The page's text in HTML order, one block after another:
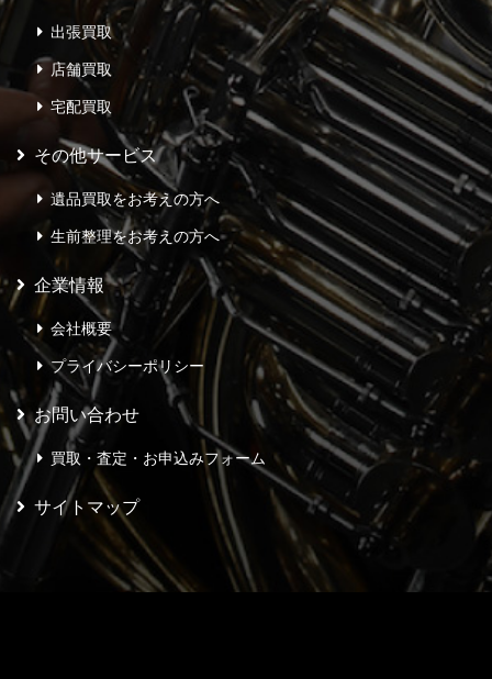
出張買取
店舗買取
宅配買取
その他サービス
遺品買取をお考えの方へ
生前整理をお考えの方へ
企業情報
会社概要
プライバシーポリシー
お問い合わせ
買取・査定・お申込みフォーム
サイトマップ